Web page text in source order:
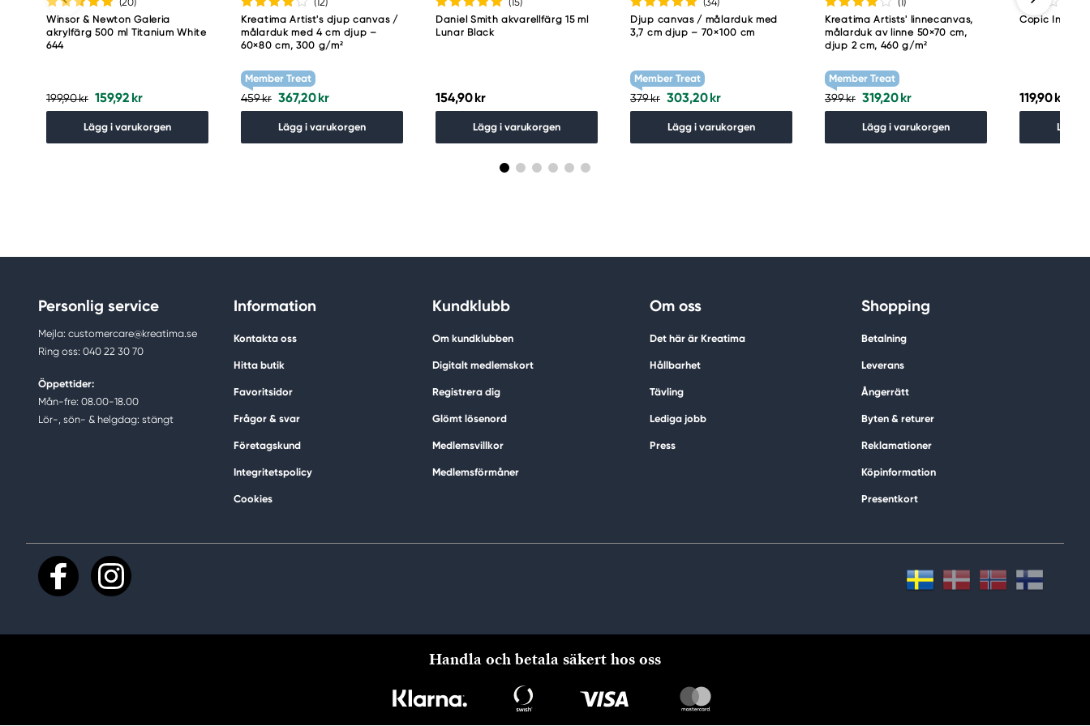
Winsor & Newton Galeria
akrylfärg 500 ml Titanium White
644
199,90 kr 159,92 kr
Lägg i varukorgen
Kreatima Artist's djup canvas /
målarduk med 4 cm djup –
60×80 cm, 300 g/m²
Member Treat
459 kr 367,20 kr
Lägg i varukorgen
Daniel Smith akvarellfärg 15 ml
Lunar Black
154,90 kr
Lägg i varukorgen
Djup canvas / målarduk med
3,7 cm djup – 70×100 cm
Member Treat
379 kr 303,20 kr
Lägg i varukorgen
Kreatima Artists' linnecanvas,
målarduk av linne 50×70 cm,
djup 2 cm, 460 g/m²
Member Treat
399 kr 319,20 kr
Lägg i varukorgen
Copic Ink
119,90 kr
Lägg i
Personlig service
Mejla: customercare@kreatima.se
Ring oss: 040 22 30 70
Öppettider:
Mån-fre: 08.00-18.00
Lör-, sön- & helgdag: stängt
Information
Kontakta oss
Hitta butik
Favoritsidor
Frågor & svar
Företagskund
Integritetspolicy
Cookies
Kundklubb
Om kundklubben
Digitalt medlemskort
Registrera dig
Glömt lösenord
Medlemsvillkor
Medlemsförmåner
Om oss
Det här är Kreatima
Hållbarhet
Tävling
Lediga jobb
Press
Shopping
Betalning
Leverans
Ångerrätt
Byten & returer
Reklamationer
Köpinformation
Presentkort
Handla och betala säkert hos oss